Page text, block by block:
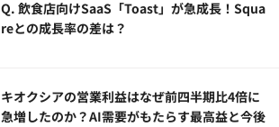
Q. 飲食店向けSaaS「Toast」が急成長！Squa
reとの成長率の差は？
キオクシアの営業利益はなぜ前四半期比4倍に
急増したのか？AI需要がもたらす最高益と今後